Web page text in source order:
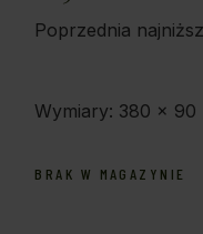
Poprzednia
Wymiary: 380 x 90
BRAK W MAGAZYNIE